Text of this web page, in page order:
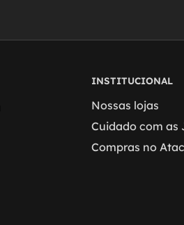
INSTITUCIONAL
Nossas lojas
Cuidado com as
Compras no